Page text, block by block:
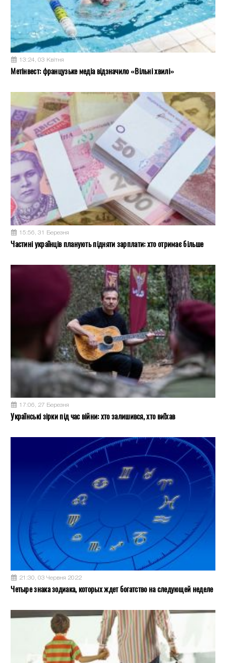
13:24, 03 Квітня
Метінвест: французьке медіа відзначило «Вільні хвилі»
15:56, 31 Березня
Частині українців планують підняти зарплати: хто отримає більше
17:06, 27 Березня
Українські зірки під час війни: хто залишився, хто виїхав
21:30, 03 Червня 2022
Четыре знака зодиака, которых ждет богатство на следующей неделе